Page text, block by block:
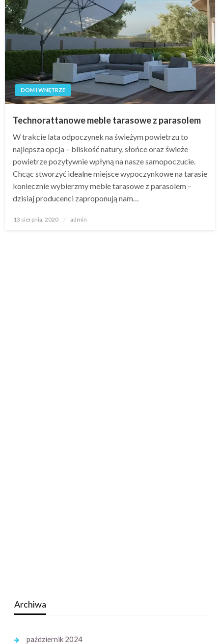
DOM I WNĘTRZE
Technorattanowe meble tarasowe z parasolem
W trakcie lata odpoczynek na świeżym powietrzu to
najlepsza opcja – bliskość natury, słońce oraz świeże
powietrze pozytywnie wpłyną na nasze samopoczucie.
Chcąc stworzyć idealne miejsce wypoczynkowe na tarasie
koniecznie wybierzmy meble tarasowe z parasolem –
dzisiaj producenci zaproponują nam…
Opublikowane
13 sierpnia, 2020 admin
Archiwa
październik 2024